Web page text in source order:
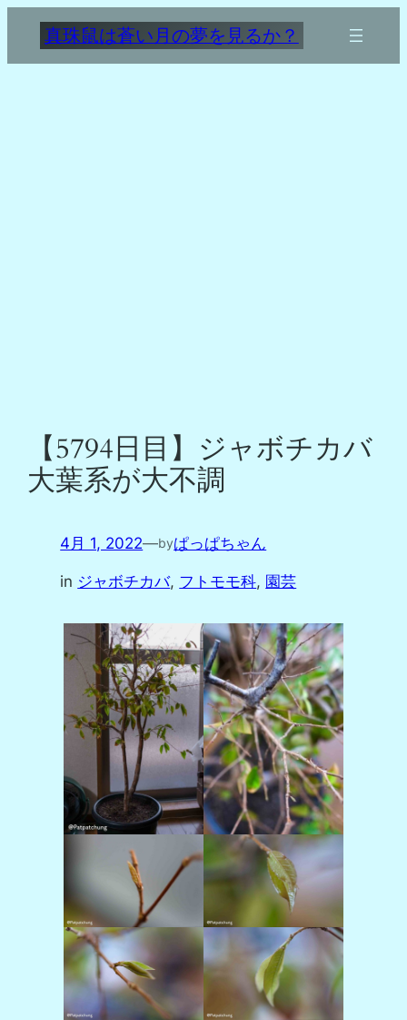
を
真珠鼠は蒼い月の夢を見るか？
【5794日目】ジャボチカバ
大葉系が大不調
4月 1, 2022—byぱっぱちゃん
in ジャボチカバ, フトモモ科, 園芸